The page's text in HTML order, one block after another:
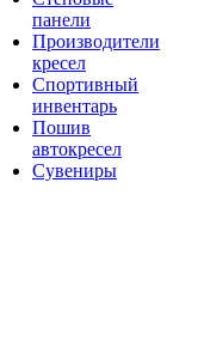
панели
Производители
кресел
Спортивный
инвентарь
Пошив
автокресел
Сувениры